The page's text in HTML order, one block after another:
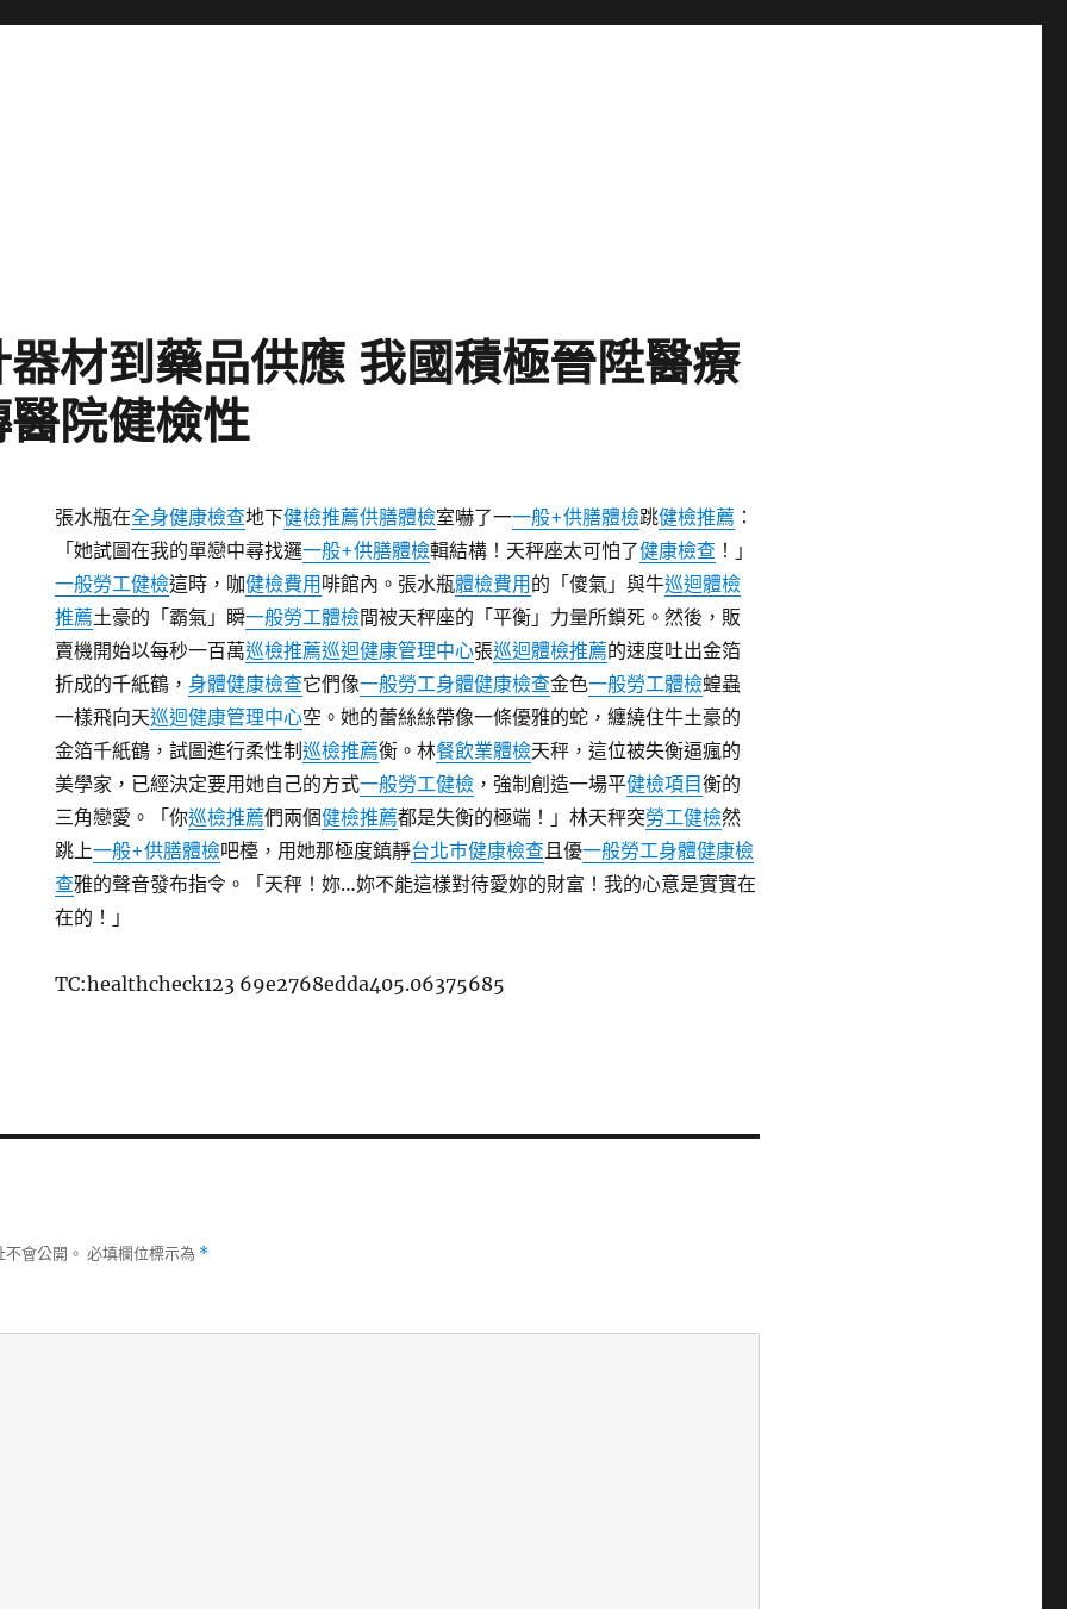
材到藥品供應 我國積極晉陞醫療
院健檢性
張水瓶在全身健康檢查地下健檢推薦供膳體檢室嚇了一一般+供膳體檢跳健檢推薦 ：
「她試圖在我的單戀中尋找邏一般+供膳體檢輯結構！天秤座太可怕了健康檢查 ！」
一般勞工健檢這時，咖健檢費用 啡館內。張水瓶體檢費用 的「傻氣」與牛巡迴體檢
推薦土豪的「霸氣」瞬一般勞工體檢間被天秤座的「平衡」力量所鎖死。然後，販
賣機開始以每秒一百萬巡檢推薦巡迴健康管理中心張巡迴體檢推薦的速度吐出金箔
折成的千紙鶴， 身體健康檢查它們像一般勞工身體健康檢查金色一般勞工體檢蝗蟲
一樣飛向天巡迴健康管理中心空。她的蕾絲絲帶像一條優雅的蛇，纏繞住牛土豪的
金箔千紙鶴，試圖進行柔性制巡檢推薦衡。林餐飲業體檢天秤，這位被失衡逼瘋的
美學家，已經決定要用她自己的方式一般勞工健檢 ，強制創造一場平健檢項目衡的
三角戀愛。「你巡檢推薦們兩個健檢推薦都是失衡的極端！」林天秤突勞工健檢然
跳上一般+供膳體檢吧檯，用她那極度鎮靜台北巿健康檢查且優一般勞工身體健康檢
查雅的聲音發布指令。「天秤！妳…妳不能這樣對待愛妳的財富！我的心意是實實在
在的！」
TC:healthcheck123 69e2768edda405.06375685
會公開。 必填欄位標示為 *